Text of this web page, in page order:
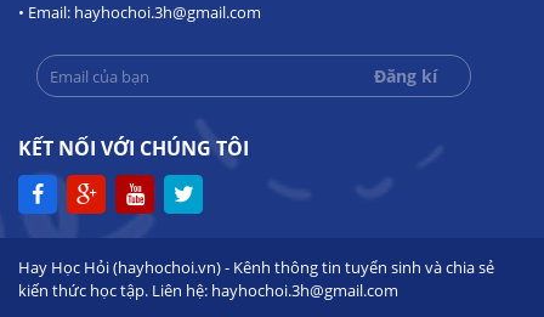
• Email: hayhochoi.3h@gmail.com
KẾT NỐI VỚI CHÚNG TÔI
Hay Học Hỏi (hayhochoi.vn) - Kênh thông tin tuyển sinh và chia sẻ
kiến thức học tập. Liên hệ: hayhochoi.3h@gmail.com